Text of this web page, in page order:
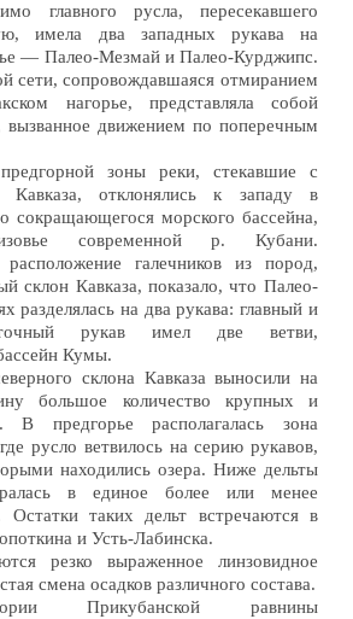
главного русла, пересекавшего
имела два западных рукава на
— Палео-Мезмай и Палео-Курджипс.
сети, сопровождавшаяся отмиранием
нагорье, представляла собой
вызванное движением по поперечным
зоны реки, стекавшие с
Кавказа, отклонялись к западу в
сокращающегося морского бассейна,
современной р. Кубани.
расположение галечников из пород,
склон Кавказа, показало, что Палео-
разделялась на два рукава: главный и
рукав имел две ветви,
Кумы.
склона Кавказа выносили на
большое количество крупных и
В предгорье располагалась зона
русло ветвилось на серию рукавов,
находились озера. Ниже дельты
в единое более или менее
Остатки таких дельт встречаются в
и Усть-Лабинска.
резко выраженное линзовидное
смена осадков различного состава.
Прикубанской равнины